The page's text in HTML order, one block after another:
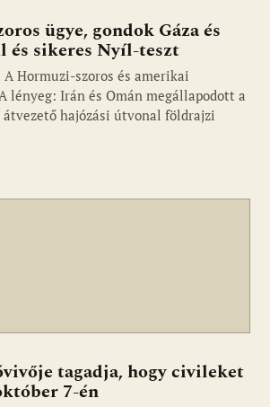
ügye, gondok Gáza és
és sikeres Nyíl-teszt
A Hormuzi-szoros és amerikai
lényeg: Irán és Omán megállapodott a
hajózási útvonal földrajzi
tagadja, hogy civileket
7-én